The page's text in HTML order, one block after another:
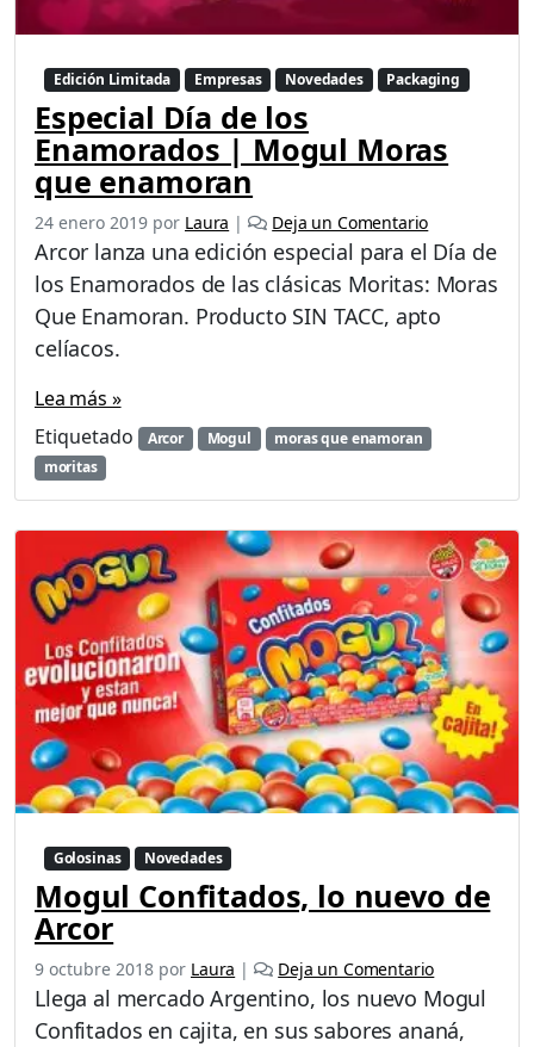
Edición Limitada Empresas Novedades Packaging
Especial Día de los
Enamorados | Mogul Moras
que enamoran
24 enero 2019 por Laura | Deja un Comentario
Arcor lanza una edición especial para el Día de
los Enamorados de las clásicas Moritas: Moras
Que Enamoran. Producto SIN TACC, apto
celíacos.
Lea más »
Etiquetado
Arcor Mogul
moras que enamoran
moritas
Golosinas Novedades
Mogul Confitados, lo nuevo de
Arcor
9 octubre 2018 por Laura | Deja un Comentario
Llega al mercado Argentino, los nuevo Mogul
Confitados en cajita, en sus sabores ananá,